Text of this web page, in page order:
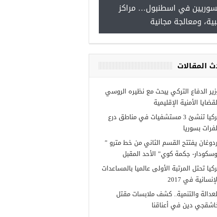
في اسطنبول… مراكز
ومعالجة مجانية
المقالات
الدفاع التركي يبحث مع نظيره الروسي
الأمنية الإقليمية
تركيا تنشئ 3 مستشفيات في مناطق درع
بسوريا
يفتتح القسم الثاني من خط مترو ”
جكمة كوي” الأحد المقبل
تحتل المرتبة الأولى عالميا بالمساعدات
في 2017
والتنمية.. كشف ملابسات مقتل
دين في أعناقنا